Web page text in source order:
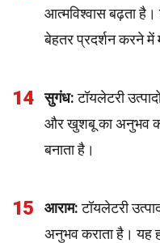
आत्मविश्वास बढ़ता
बेहतर प्रदर्शन करने में
14 सुगंध:टॉयलेटरी
और खुशबू का अनुभव
बनाता है।
15 आराम:टॉयलेटरी
अनुभव कराता है। यह